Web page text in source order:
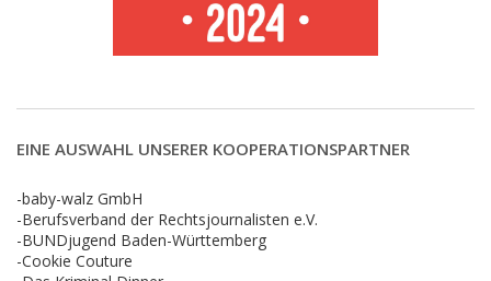
EINE AUSWAHL UNSERER KOOPERATIONSPARTNER
-baby-walz GmbH
-Berufsverband der Rechtsjournalisten e.V.
-BUNDjugend Baden-Württemberg
-Cookie Couture